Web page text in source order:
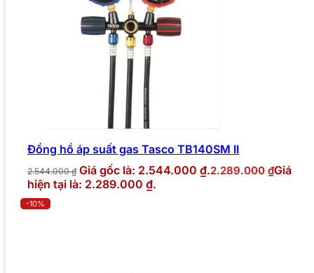
Đồng hồ áp suất gas Tasco TB140SM II
2.544.000₫ Giá gốc là: 2.544.000 ₫.2.289.000 ₫Giá
hiện tại là: 2.289.000 ₫.
-10%